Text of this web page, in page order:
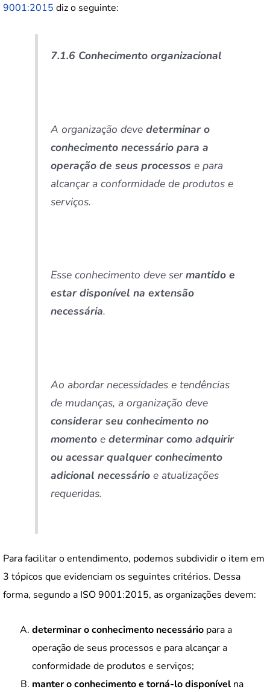
9001:2015 diz o seguinte:
7.1.6 Conhecimento organizacional
A organização deve determinar o
conhecimento necessário para a
operação de seus processos e para
alcançar a conformidade de produtos e
serviços.
Esse conhecimento deve sermantido e
estar disponível na extensão
necessária.
Ao abordar necessidades e tendências
de mudanças, a organização deve
considerar seu conhecimento no
momentoe determinar como adquirir
ou acessar qualquer conhecimento
adicional necessário e atualizações
requeridas.
Para facilitar o entendimento, podemos subdividir o item em
3 tópicos que evidenciam os seguintes critérios. Dessa
forma, segundo a ISO 9001:2015, as organizações devem:
determinar o conhecimento necessário para a
operação de seus processos e para alcançar a
conformidade de produtos e serviços;
manter o conhecimento e torná-lo disponível na